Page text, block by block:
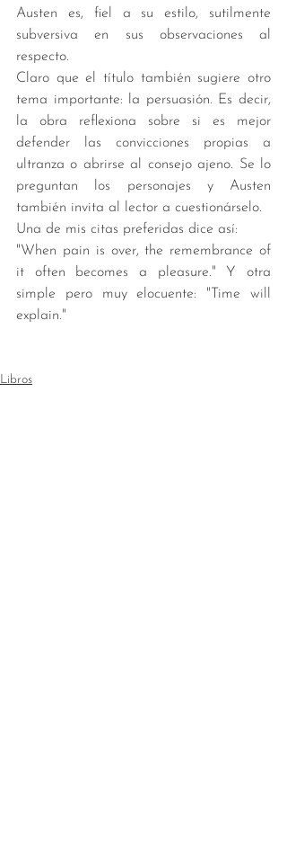
Austen es, fiel a su estilo, sutilmente
subversiva en sus observaciones al
respecto.
Claro que el título también sugiere otro
tema importante: la persuasión. Es decir,
la obra reflexiona sobre si es mejor
defender las convicciones propias a
ultranza o abrirse al consejo ajeno. Se lo
preguntan los personajes y Austen
también invita al lector a cuestionárselo.
Una de mis citas preferidas dice así:
"When pain is over, the remembrance of
it often becomes a pleasure." Y otra
simple pero muy elocuente: "Time will
explain."
Libros